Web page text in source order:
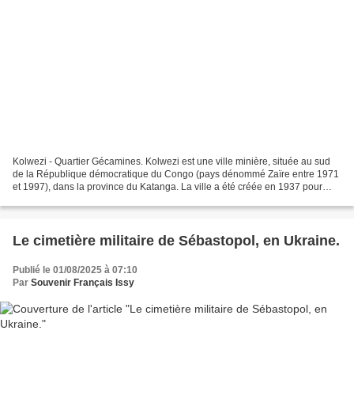
Kolwezi - Quartier Gécamines. Kolwezi est une ville minière, située au sud
de la République démocratique du Congo (pays dénommé Zaïre entre 1971
et 1997), dans la province du Katanga. La ville a été créée en 1937 pour
Le cimetière militaire de Sébastopol, en Ukraine.
Publié le 01/08/2025 à 07:10
Par Souvenir Français Issy